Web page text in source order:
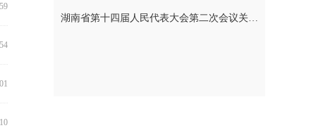
湖南省第十四届人民代表大会第二次会议关于湖南省人民代表大会常务委员会工作报告的决议